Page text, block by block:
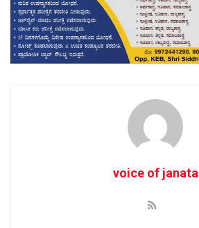
voice of janata